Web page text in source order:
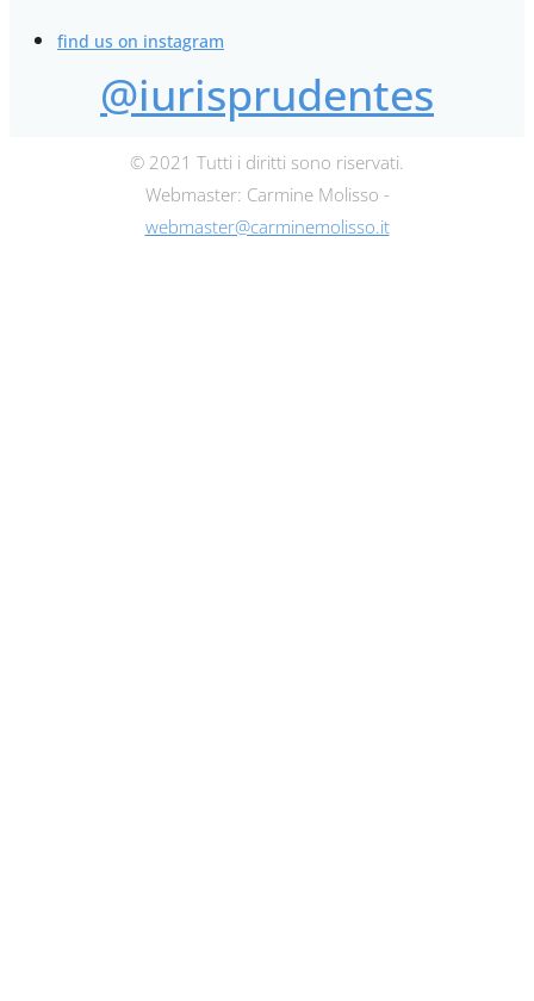
find us on instagram
@iurisprudentes
© 2021 Tutti i diritti sono riservati.
Webmaster: Carmine Molisso -
webmaster@carminemolisso.it